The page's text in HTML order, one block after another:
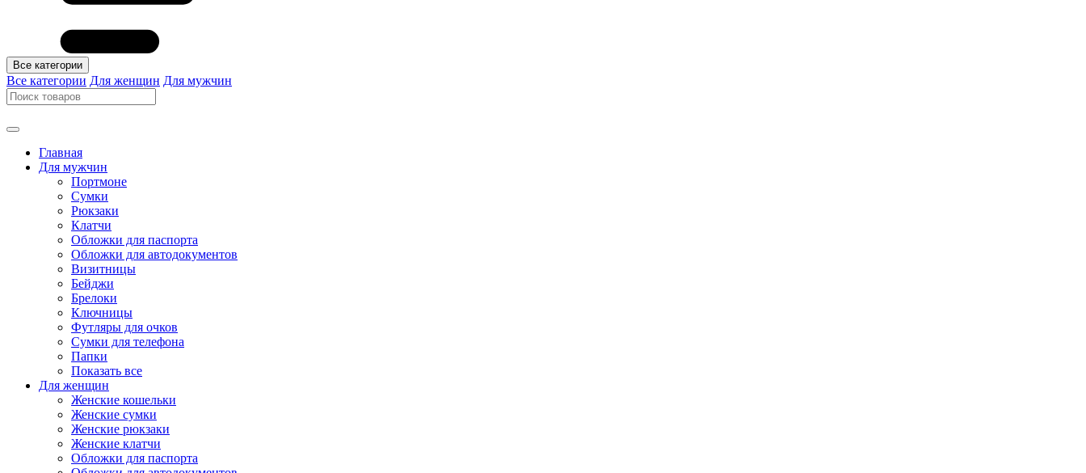
Все категории
Все категории Для женщин Для мужчин
Главная
Для мужчин
Портмоне
Сумки
Рюкзаки
Клатчи
Обложки для паспорта
Обложки для автодокументов
Визитницы
Бейджи
Брелоки
Ключницы
Футляры для очков
Сумки для телефона
Папки
Показать все
Для женщин
Женские кошельки
Женские сумки
Женские рюкзаки
Женские клатчи
Обложки для паспорта